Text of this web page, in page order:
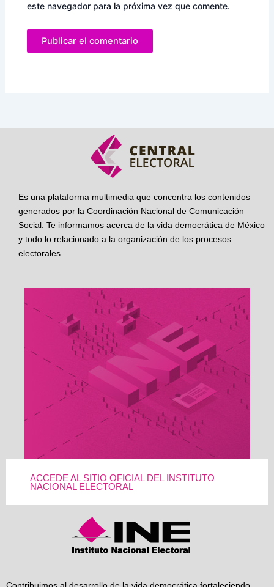
este navegador para la próxima vez que comente.
Es una plataforma multimedia que concentra los contenidos
generados por la Coordinación Nacional de Comunicación
Social. Te informamos acerca de la vida democrática de México
y todo lo relacionado a la organización de los procesos
electorales
ACCEDE AL SITIO OFICIAL DEL INSTITUTO
NACIONAL ELECTORAL